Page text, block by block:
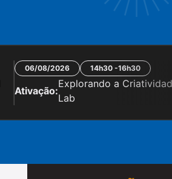
06/08/2026 14h30 -16h30
Ativação:
Explorando a
Lab